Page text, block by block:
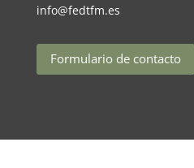
info@fedtfm.es
Formulario de contacto